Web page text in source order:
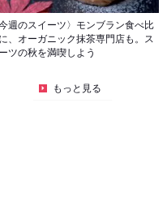
今週のスイーツ〉モンブラン食べ比
、オーガニック抹茶専門店も。ス
ツの秋を満喫しよう
もっと見る